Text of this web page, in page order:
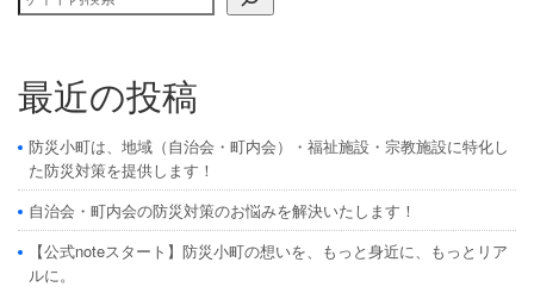
最近の投稿
防災小町は、地域（自治会・町内会）・福祉施設・宗教施設に特化し
た防災対策を提供します！
自治会・町内会の防災対策のお悩みを解決いたします！
【公式noteスタート】防災小町の想いを、もっと身近に、もっとリア
ルに。